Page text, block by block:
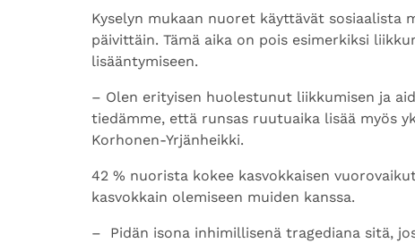
Kyselyn mukaan nuoret käyttävät sosiaalista
päivittäin. Tämä aika on pois esimerkiksi
lisääntymiseen.
– Olen erityisen huolestunut liikkumisen ja
tiedämme, että runsas ruutuaika lisää myös
Korhonen-Yrjänheikki.
42 % nuorista kokee kasvokkaisen
kasvokkain olemiseen muiden kanssa.
– Pidän isona inhimillisenä tragediana sitä,